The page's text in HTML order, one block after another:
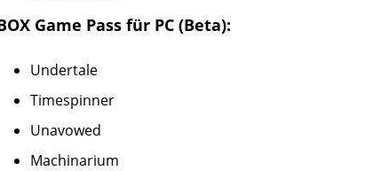
Game Pass für PC (Beta):
Undertale
Timespinner
Unavowed
Machinarium